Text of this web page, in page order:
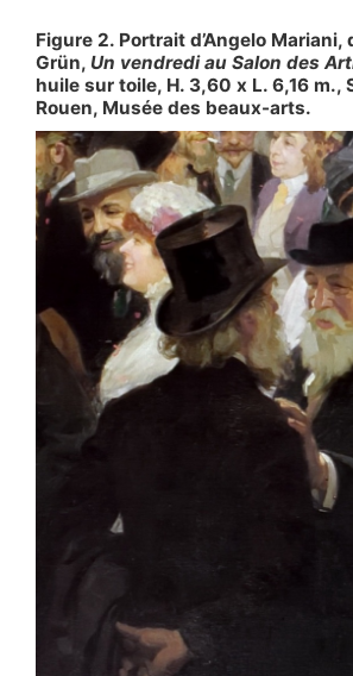
Figure 2. Portrait d’Angelo Mariani,
Grün, Un vendredi au Salon des
huile sur toile, H. 3,60 x L. 6,16 m.,
Rouen, Musée des beaux-arts.